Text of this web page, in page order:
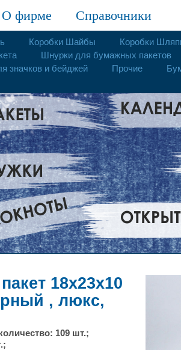
О фирме Справочники
Коробки Шайбы Коробки
Шнурки для бумажных пакетов
значков и бейджей Прочие
18х23x10
, люкс,
109 шт.;